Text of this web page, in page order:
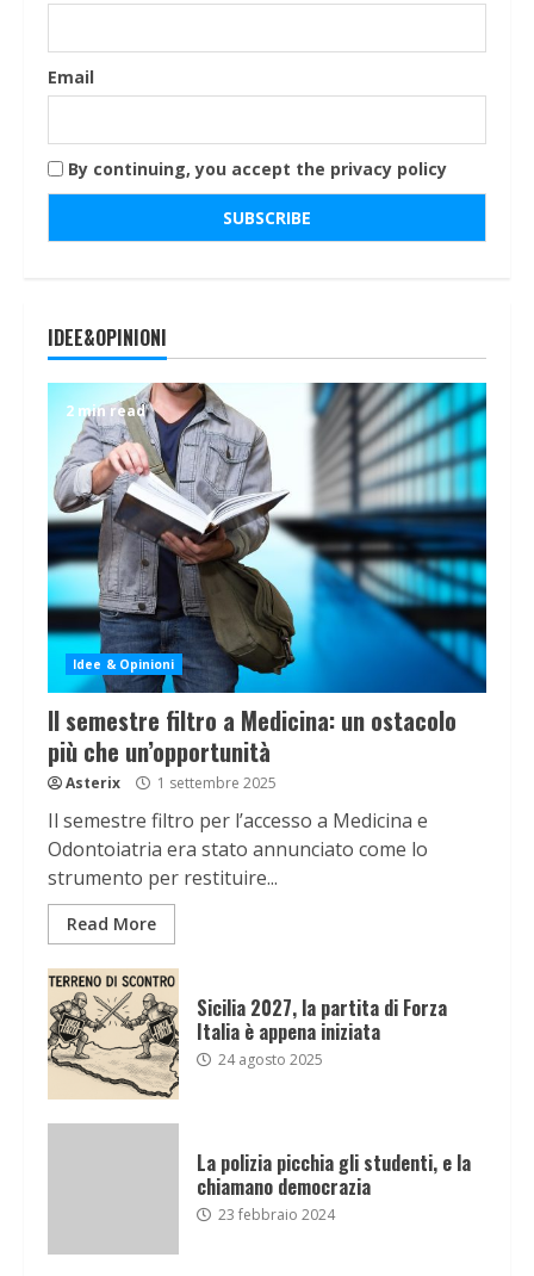
Email
By continuing, you accept the privacy policy
IDEE&OPINIONI
2 min read
Idee & Opinioni
Il semestre filtro a Medicina: un ostacolo
più che un’opportunità
Asterix 1 settembre 2025
Il semestre filtro per l’accesso a Medicina e
Odontoiatria era stato annunciato come lo
strumento per restituire...
Read More
Sicilia 2027, la partita di Forza
Italia è appena iniziata
24 agosto 2025
La polizia picchia gli studenti, e la
chiamano democrazia
23 febbraio 2024